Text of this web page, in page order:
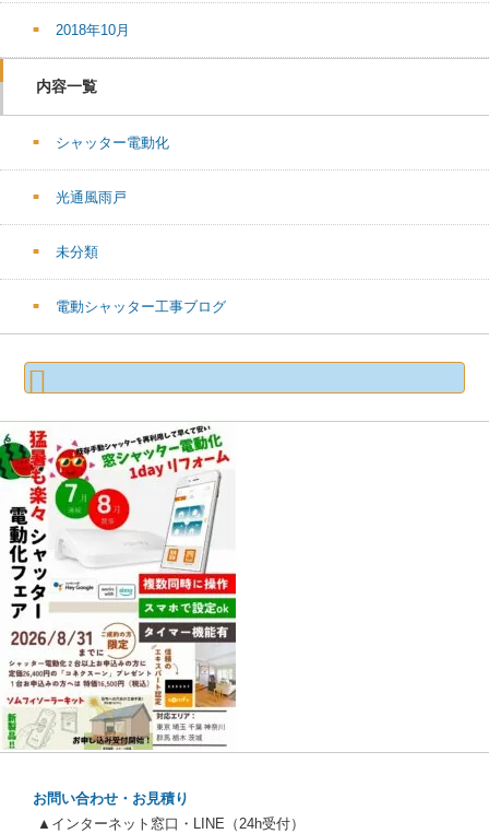
2018年10月
内容一覧
シャッター電動化
光通風雨戸
未分類
電動シャッター工事ブログ
検
お問い合わせ・お見積り
▲インターネット窓口・LINE（24h受付）